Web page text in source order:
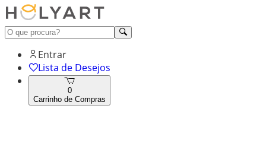
Entrar
Lista de Desejos
0
Carrinho de Compras